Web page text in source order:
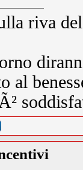
riva
al